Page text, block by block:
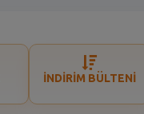
İNDİRİM BÜLTENİ